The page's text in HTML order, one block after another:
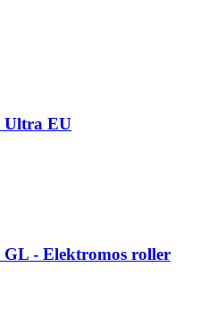
Ultra EU
GL - Elektromos roller